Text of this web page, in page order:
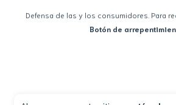
Defensa de las y los consumidores. Para
Botón de